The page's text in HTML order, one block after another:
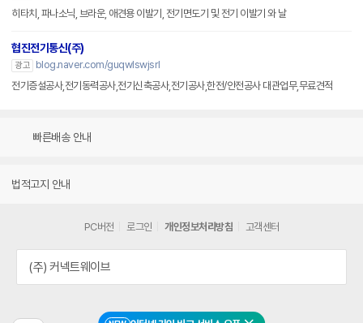
히타치, 파나소닉, 브라운, 애견용 이발기, 전기면도기 및 전기 이발기 와 날
협진전기통신(주)
광고
blog.naver.com/guqwlswjsrl
전기증설공사,전기동력공사,전기신축공사,전기공사,한전/안전공사 대관업무,무료견적
빠른배송 안내
법적고지 안내
PC버전 로그인 개인정보처리방침 고객센터
(주) 커넥트웨이브